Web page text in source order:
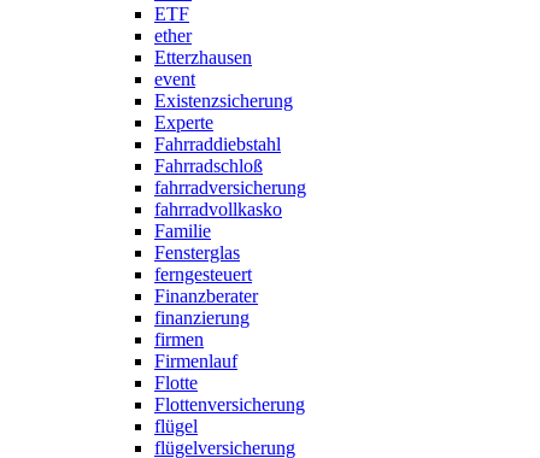
ETF
ether
Etterzhausen
event
Existenzsicherung
Experte
Fahrraddiebstahl
Fahrradschloß
fahrradversicherung
fahrradvollkasko
Familie
Fensterglas
ferngesteuert
Finanzberater
finanzierung
firmen
Firmenlauf
Flotte
Flottenversicherung
flügel
flügelversicherung